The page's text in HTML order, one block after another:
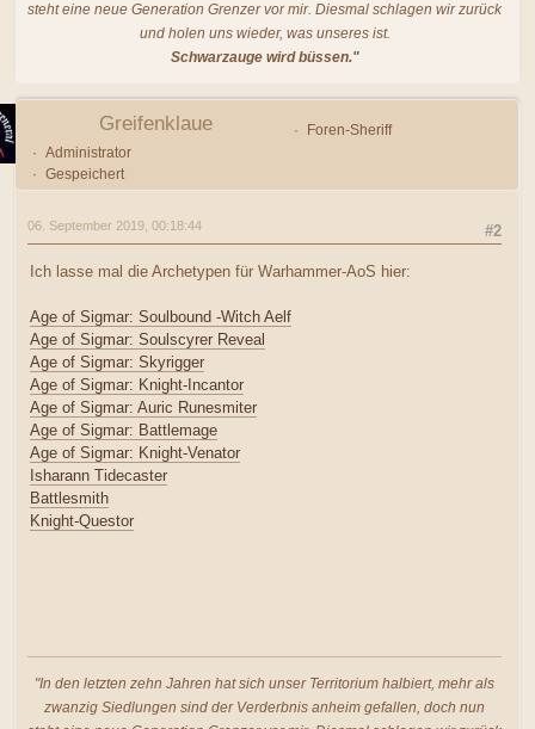
steht eine neue Generation Grenzer vor mir. Diesmal schlagen wir zurück
und holen uns wieder, was unseres ist.
Schwarzauge wird büssen."
Greifenklaue
Foren-Sheriff
Administrator
Gespeichert
#2
06. September 2019, 00:18:44
Ich lasse mal die Archetypen für Warhammer-AoS hier:
Age of Sigmar: Soulbound -Witch Aelf
Age of Sigmar: Soulscyrer Reveal
Age of Sigmar: Skyrigger
Age of Sigmar: Knight-Incantor
Age of Sigmar: Auric Runesmiter
Age of Sigmar: Battlemage
Age of Sigmar: Knight-Venator
Isharann Tidecaster
Battlesmith
Knight-Questor
"In den letzten zehn Jahren hat sich unser Territorium halbiert, mehr als
zwanzig Siedlungen sind der Verderbnis anheim gefallen, doch nun